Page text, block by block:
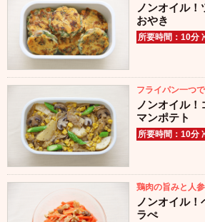
ノンオイル
おやき
所要時間：10分
フライパン一つで
ノンオイル
マンポテト
所要時間：10分
鶏肉の旨みと人
ノンオイル！
ラぺ